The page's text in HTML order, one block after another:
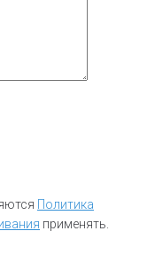
Политика
применять.